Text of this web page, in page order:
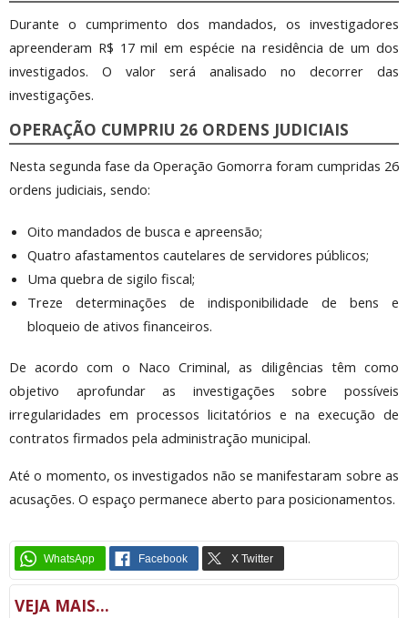
Durante o cumprimento dos mandados, os investigadores
apreenderam R$ 17 mil em espécie na residência de um dos
investigados. O valor será analisado no decorrer das
investigações.
OPERAÇÃO CUMPRIU 26 ORDENS JUDICIAIS
Nesta segunda fase da Operação Gomorra foram cumpridas 26
ordens judiciais, sendo:
Oito mandados de busca e apreensão;
Quatro afastamentos cautelares de servidores públicos;
Uma quebra de sigilo fiscal;
Treze determinações de indisponibilidade de bens e
bloqueio de ativos financeiros.
De acordo com o Naco Criminal, as diligências têm como
objetivo aprofundar as investigações sobre possíveis
irregularidades em processos licitatórios e na execução de
contratos firmados pela administração municipal.
Até o momento, os investigados não se manifestaram sobre as
acusações. O espaço permanece aberto para posicionamentos.
VEJA MAIS...